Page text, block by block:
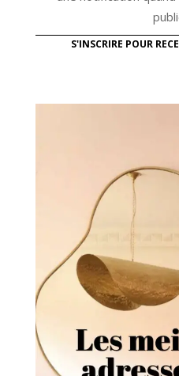
S'INSCRIRE POUR